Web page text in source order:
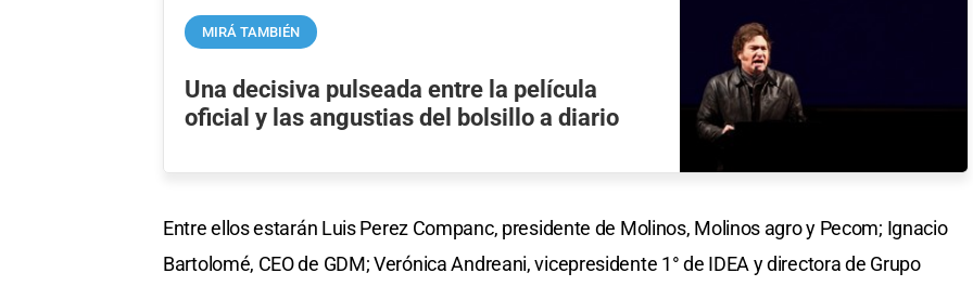
MIRÁ TAMBIÉN
Una decisiva pulseada entre la película
oficial y las angustias del bolsillo a diario
Entre ellos estarán Luis Perez Companc, presidente de Molinos, Molinos agro y Pecom; Ignacio
Bartolomé, CEO de GDM; Verónica Andreani, vicepresidente 1° de IDEA y directora de Grupo